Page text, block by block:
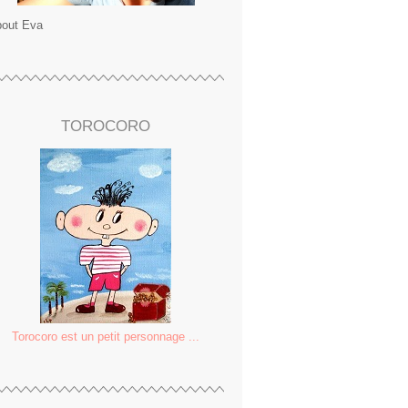
Eva
TOROCORO
Torocoro est un petit personnage ...